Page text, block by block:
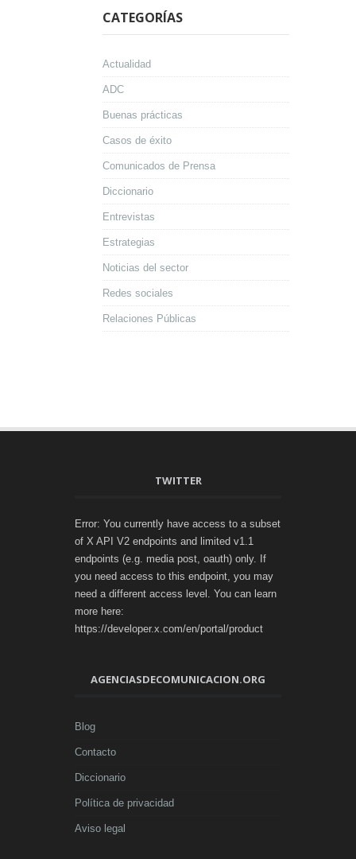
CATEGORÍAS
Actualidad
ADC
Buenas prácticas
Casos de éxito
Comunicados de Prensa
Diccionario
Entrevistas
Estrategias
Noticias del sector
Redes sociales
Relaciones Públicas
TWITTER
Error: You currently have access to a subset
of X API V2 endpoints and limited v1.1
endpoints (e.g. media post, oauth) only. If
you need access to this endpoint, you may
need a different access level. You can learn
more here:
https://developer.x.com/en/portal/product
AGENCIASDECOMUNICACION.ORG
Blog
Contacto
Diccionario
Política de privacidad
Aviso legal